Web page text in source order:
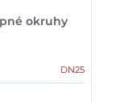
okruhy
DN25